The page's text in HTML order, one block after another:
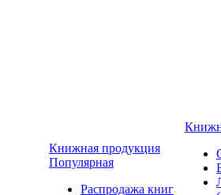
Книжная продукция
Популярная
Распродажа книг